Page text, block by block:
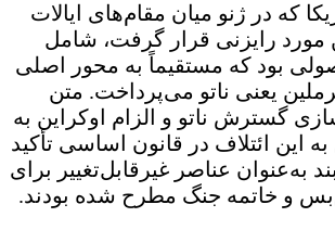
که در ژنو میان مقام‌های ایالات‌
مورد رایزنی قرار گرفت، شامل
بود که مستقیماً به محور اصلی
یعنی ناتو می‌پرداخت. متن
گسترش ناتو و الزام اوکراین به
این ائتلاف در قانون اساسی تأکید
به‌عنوان عناصر غیرقابل‌تغییر برای
و خاتمه جنگ مطرح شده بودند.